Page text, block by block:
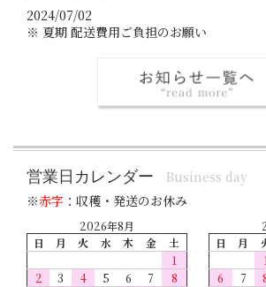
2024/07/02
※ 夏期 配送費用ご負担のお願い
営業日カレンダー
Business day
※赤字 ：収穫・発送のお休み
2026年8月
日
月 火 水 木 金
土
1
2
3 4 5 6 7
8
日
月
1
6
7